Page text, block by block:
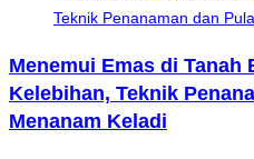
Menemui Emas di Tanah
Kelebihan, Teknik
Menanam Keladi